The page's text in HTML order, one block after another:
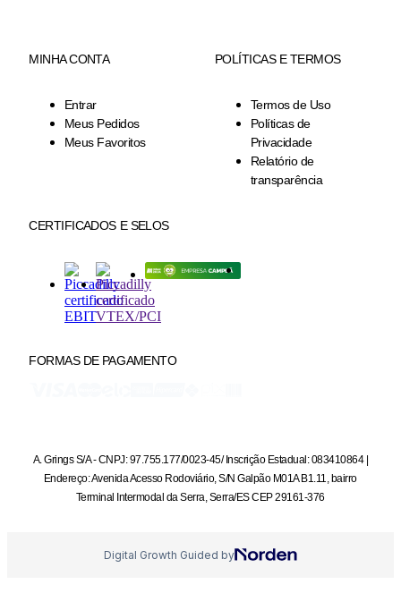
MINHA CONTA
Entrar
Meus Pedidos
Meus Favoritos
POLÍTICAS E TERMOS
Termos de Uso
Políticas de
Privacidade
Relatório de
transparência
CERTIFICADOS E SELOS
FORMAS DE PAGAMENTO
A. Grings S/A - CNPJ: 97.755.177/0023-45/ Inscrição Estadual: 083410864 |
Endereço: Avenida Acesso Rodoviário, S/N Galpão M01A B1.11, bairro
Terminal Intermodal da Serra, Serra/ES CEP 29161-376
Digital Growth Guided by